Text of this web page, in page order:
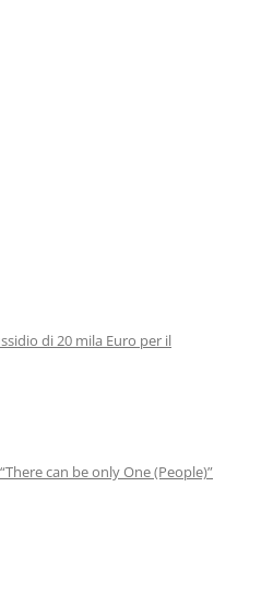
di 20 mila Euro per il
can be only One (People)”